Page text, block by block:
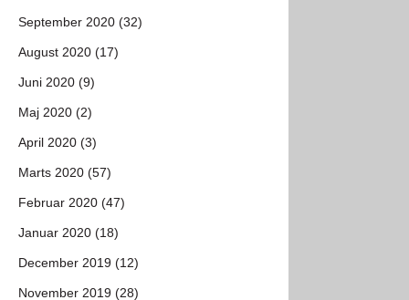
September 2020 (32)
August 2020 (17)
Juni 2020 (9)
Maj 2020 (2)
April 2020 (3)
Marts 2020 (57)
Februar 2020 (47)
Januar 2020 (18)
December 2019 (12)
November 2019 (28)